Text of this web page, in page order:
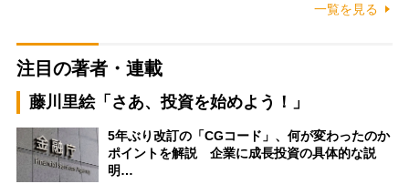
一覧を見る
注目の著者・連載
藤川里絵「さあ、投資を始めよう！」
5年ぶり改訂の「CGコード」、何が変わったのか
ポイントを解説 企業に成長投資の具体的な説
明…